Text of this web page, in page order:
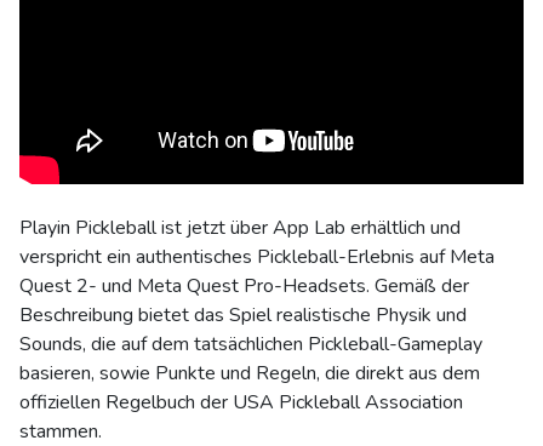
Playin Pickleball ist jetzt über App Lab erhältlich und
verspricht ein authentisches Pickleball-Erlebnis auf Meta
Quest 2- und Meta Quest Pro-Headsets. Gemäß der
Beschreibung bietet das Spiel realistische Physik und
Sounds, die auf dem tatsächlichen Pickleball-Gameplay
basieren, sowie Punkte und Regeln, die direkt aus dem
offiziellen Regelbuch der USA Pickleball Association
stammen.